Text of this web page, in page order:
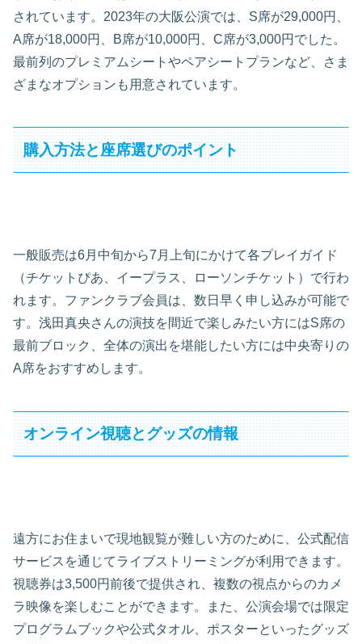
されています。2023年の大阪公演では、S席が29,000円、
A席が18,000円、B席が10,000円、C席が3,000円でした。
最前列のプレミアムシートやペアシートプランなど、さま
ざまなオプションも用意されています。
購入方法と座席選びのポイント
一般販売は6月中旬から7月上旬にかけて各プレイガイド
（チケットぴあ、イープラス、ローソンチケット）で行わ
れます。ファンクラブ会員は、数日早く申し込みが可能で
す。浅田真央さんの演技を間近で楽しみたい方にはS席の
最前ブロック、全体の演出を堪能したい方には中央寄りの
A席をおすすめします。
オンライン視聴とグッズの情報
遠方にお住まいで現地観覧が難しい方のために、公式配信
サービスを通じてライブストリーミングが利用できます。
視聴券は3,500円前後で提供され、複数の視点からのカメ
ラ映像を楽しむことができます。また、公演会場では限定
プログラムブックや公式タオル、ポスターといったグッズ